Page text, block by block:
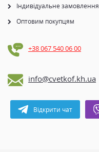
Індивідуальне замовлення
Оптовим покупцям
+38 067 540 06 00
info@cvetkof.kh.ua
Відкрити чат